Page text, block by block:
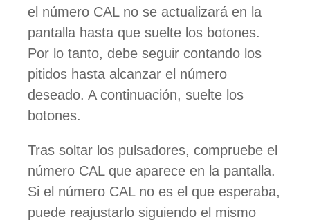
el número CAL no se actualizará en la
pantalla hasta que suelte los botones.
Por lo tanto, debe seguir contando los
pitidos hasta alcanzar el número
deseado. A continuación, suelte los
botones.
Tras soltar los pulsadores, compruebe el
número CAL que aparece en la pantalla.
Si el número CAL no es el que esperaba,
puede reajustarlo siguiendo el mismo